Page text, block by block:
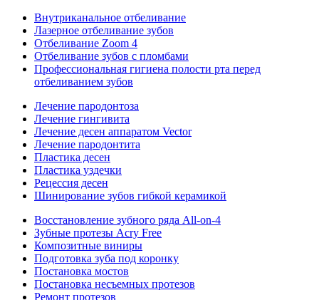
Внутриканальное отбеливание
Лазерное отбеливание зубов
Отбеливание Zoom 4
Отбеливание зубов с пломбами
Профессиональная гигиена полости рта перед
отбеливанием зубов
Лечение пародонтоза
Лечение гингивита
Лечение десен аппаратом Vector
Лечение пародонтита
Пластика десен
Пластика уздечки
Рецессия десен
Шинирование зубов гибкой керамикой
Восстановление зубного ряда All‑on‑4
Зубные протезы Acry Free
Композитные виниры
Подготовка зуба под коронку
Постановка мостов
Постановка несъемных протезов
Ремонт протезов